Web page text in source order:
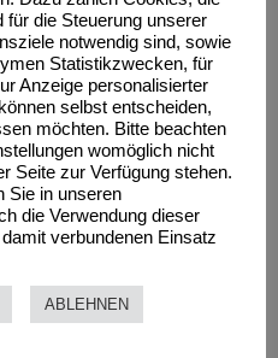
für die Steuerung unserer
notwendig sind, sowie
Statistikzwecken, für
Anzeige personalisierter
selbst entscheiden,
möchten. Bitte beachten
womöglich nicht
Seite zur Verfügung stehen.
Sie in unseren
die Verwendung dieser
verbundenen Einsatz
ABLEHNEN